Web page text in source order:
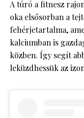
A túró a fitnesz
oka elsősorban a
fehérjetartalma,
kalciumban is
közben. Így segít
leküzdhessük az